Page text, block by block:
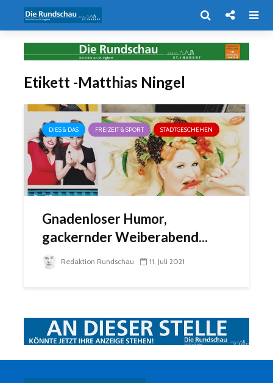
Etikett -Matthias Ningel
DIES & DAS FREIZEIT & SPORT STADTGESCHEHEN
Gnadenloser Humor,
gackernder Weiberabend...
Redaktion Rundschau 11. Juli 2021